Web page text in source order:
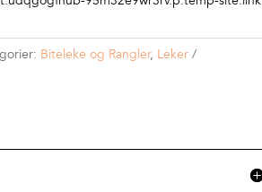
Biteleke og Rangler, Leker